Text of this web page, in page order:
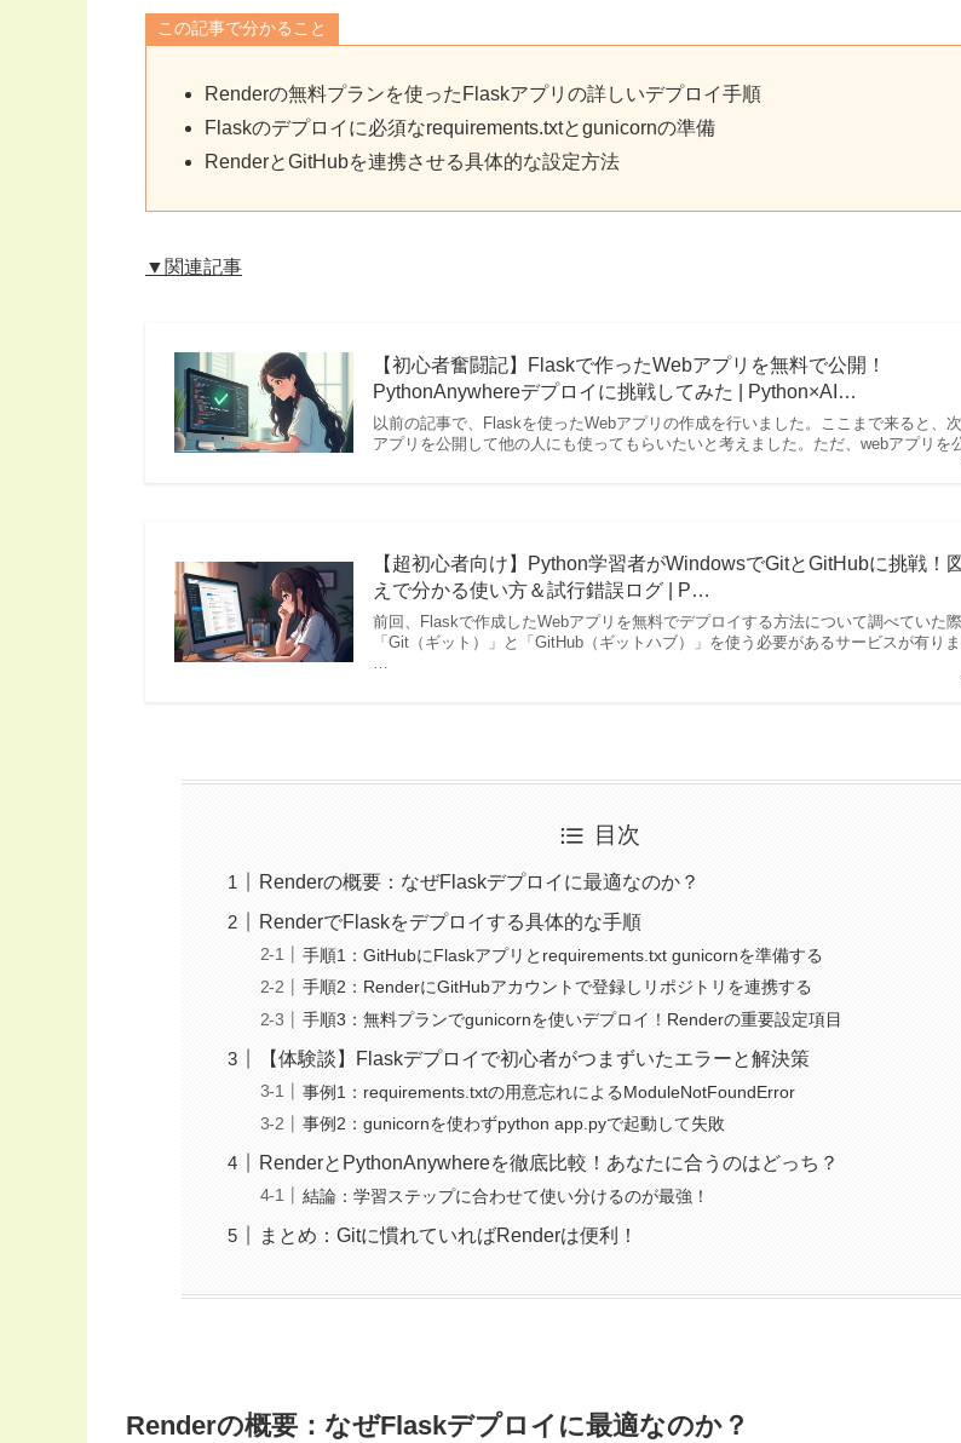
この記事で分かること
Renderの無料プランを使ったFlaskアプリの詳しいデプロイ手順
Flaskのデプロイに必須なrequirements.txtとgunicornの準備
RenderとGitHubを連携させる具体的な設定方法
▼関連記事
【初心者奮闘記】Flaskで作ったWebアプリを無料で公開！
PythonAnywhereデプロイに挑戦してみた | Python×AI…
以前の記事で、Flaskを使ったWebアプリの作成を行いました。ここまで来ると、
アプリを公開して他の人にも使ってもらいたいと考えました。ただ、webアプリを
【超初心者向け】Python学習者がWindowsでGitとGitHubに挑戦！
えで分かる使い方＆試行錯誤ログ | P…
前回、Flaskで作成したWebアプリを無料でデプロイする方法について調べていた際
「Git（ギット）」と「GitHub（ギットハブ）」を使う必要があるサービスが有りま
…
目次
Renderの概要：なぜFlaskデプロイに最適なのか？
RenderでFlaskをデプロイする具体的な手順
手順1：GitHubにFlaskアプリとrequirements.txt gunicornを準備する
手順2：RenderにGitHubアカウントで登録しリポジトリを連携する
手順3：無料プランでgunicornを使いデプロイ！Renderの重要設定項目
【体験談】Flaskデプロイで初心者がつまずいたエラーと解決策
事例1：requirements.txtの用意忘れによるModuleNotFoundError
事例2：gunicornを使わずpython app.pyで起動して失敗
RenderとPythonAnywhereを徹底比較！あなたに合うのはどっち？
結論：学習ステップに合わせて使い分けるのが最強！
まとめ：Gitに慣れていればRenderは便利！
Renderの概要：なぜFlaskデプロイに最適なのか？